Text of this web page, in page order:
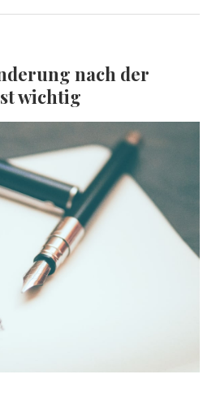
nach der
wichtig